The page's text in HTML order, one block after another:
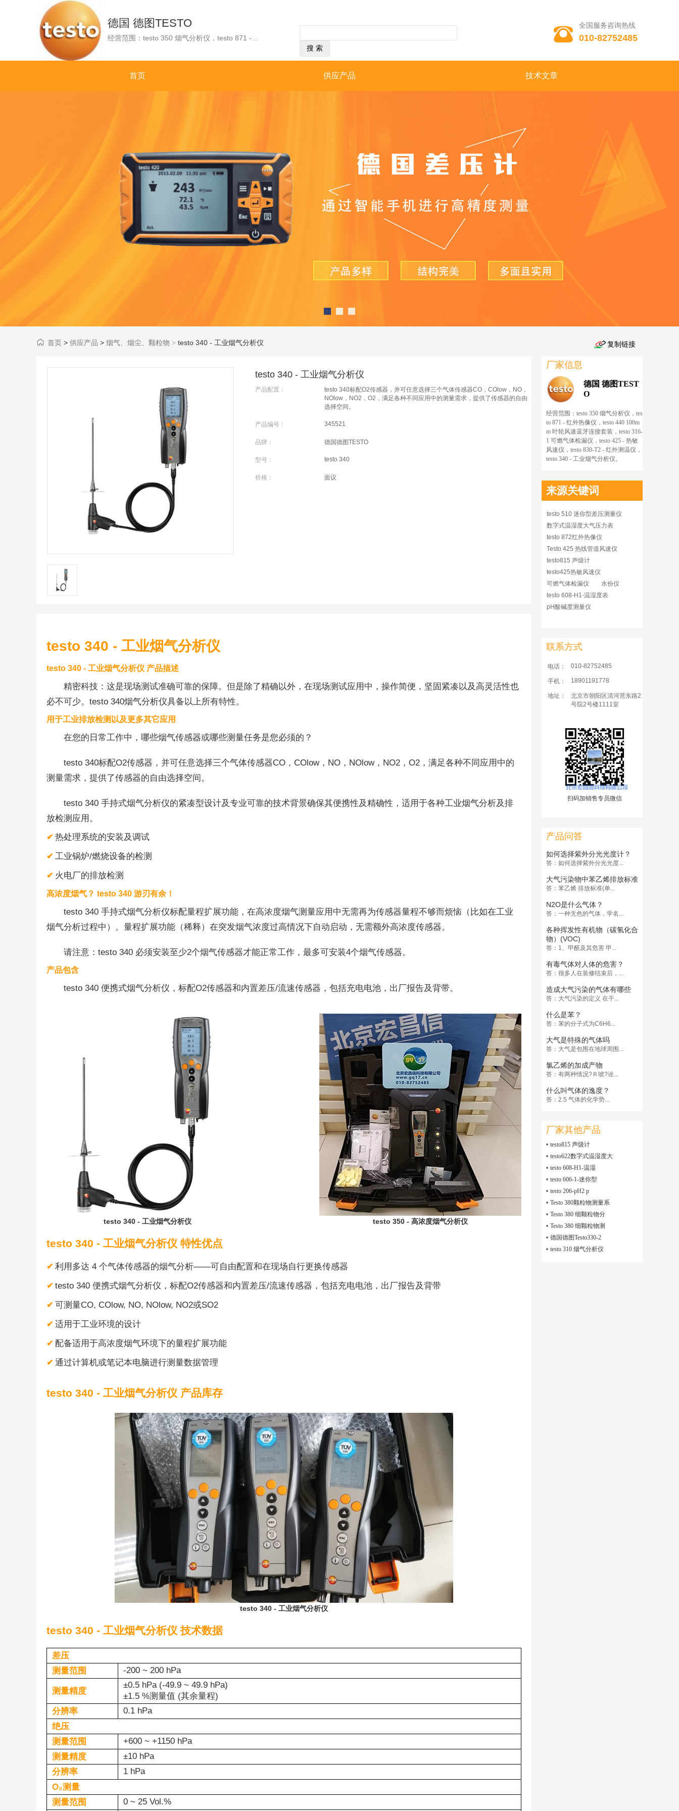
德国 德图TESTO
 全国服务咨询热线
010-82752485
首页 供应产品 技术文章
首页 > 供应产品 > 烟气、烟尘、颗粒物 > testo 340 - 工业烟气分析仪
testo 340 - 工业烟气分析仪
产品配置：
testo 340标配O2传感器，并可任意选择三个气体传感器CO，COlow，NO，
NOlow，NO2，O2，满足各种不同应用中的测量需求，提供了传感器的自由
选择空间。
产品编号： 345521
品牌： 德国德图TESTO
型号： testo 340
价格： 面议
testo 340 - 工业烟气分析仪
testo 340 - 工业烟气分析仪 产品描述
精密科技：这是现场测试准确可靠的保障。但是除了精确以外，在现场测试应用中，操作简便，坚固紧凑以及高灵活性也
必不可少。testo 340烟气分析仪具备以上所有特性。
用于工业排放检测以及更多其它应用
在您的日常工作中，哪些烟气传感器或哪些测量任务是您必须的？
testo 340标配O2传感器，并可任意选择三个气体传感器CO，COlow，NO，NOlow，NO2，O2，满足各种不同应用中的
测量需求，提供了传感器的自由选择空间。
testo 340 手持式烟气分析仪的紧凑型设计及专业可靠的技术背景确保其便携性及精确性，适用于各种工业烟气分析及排
放检测应用。
✔ 热处理系统的安装及调试
✔ 工业锅炉/燃烧设备的检测
✔ 火电厂的排放检测
高浓度烟气？ testo 340 游刃有余！
testo 340 手持式烟气分析仪标配量程扩展功能，在高浓度烟气测量应用中无需再为传感器量程不够而烦恼（比如在工业
烟气分析过程中）。量程扩展功能（稀释）在突发烟气浓度过高情况下自动启动，无需额外高浓度传感器。
请注意：testo 340 必须安装至少2个烟气传感器才能正常工作，最多可安装4个烟气传感器。
产品包含
testo 340 便携式烟气分析仪，标配O2传感器和内置差压/流速传感器，包括充电电池，出厂报告及背带。
testo 340 - 工业烟气分析仪 testo 350 - 高浓度烟气分析仪
testo 340 - 工业烟气分析仪 特性优点
✔ 利用多达 4 个气体传感器的烟气分析——可自由配置和在现场自行更换传感器
✔ testo 340 便携式烟气分析仪，标配O2传感器和内置差压/流速传感器，包括充电电池，出厂报告及背带
✔ 可测量CO, COlow, NO, NOlow, NO2或SO2
✔ 适用于工业环境的设计
✔ 配备适用于高浓度烟气环境下的量程扩展功能
✔ 通过计算机或笔记本电脑进行测量数据管理
testo 340 - 工业烟气分析仪 产品库存
testo 340 - 工业烟气分析仪
testo 340 - 工业烟气分析仪 技术数据
差压
测量范围
-200 ~ 200 hPa
测量精度
±0.5 hPa (-49.9 ~ 49.9 hPa)
±1.5 %测量值 (其余量程)
分辨率
0.1 hPa
绝压
测量范围
+600 ~ +1150 hPa
测量精度
±10 hPa
分辨率
1 hPa
O₂测量
测量范围
0 ~ 25 Vol.%
厂家信息
德国 德图TEST
O
经营范围：testo 350 烟气分析仪，tes
to 871 - 红外热像仪，testo 440 100m
m 叶轮风速蓝牙连接套装，testo 316-
1 可燃气体检漏仪，testo 425 - 热敏
风速仪，testo 830-T2 - 红外测温仪，
testo 340 - 工业烟气分析仪。
来源关键词
testo 510 迷你型差压测量仪
数字式温湿度大气压力表
testo 872红外热像仪
Testo 425 热线管道风速仪
testo815 声级计
testo425热敏风速仪
可燃气体检漏仪
水份仪
testo 608-H1-温湿度表
pH酸碱度测量仪
联系方式
电话： 010-82752485
手机： 18901191778
地址：
北京市朝阳区清河营东路2
号院2号楼1111室
扫码加销售专员微信
产品问答
如何选择紫外分光光度计？
答：如何选择紫外分光光度...
大气污染物中苯乙烯排放标准
答：苯乙烯 排放标准(单...
N2O是什么气体？
答：一种无色的气体，学名...
各种挥发性有机物（碳氢化合
物）(VOC)
答：1、甲醛及其危害 甲...
有毒气体对人体的危害？
答：很多人在装修结束后，...
造成大气污染的气体有哪些
答：大气污染的定义 在干...
什么是苯？
答：苯的分子式为C6H6...
大气是特殊的气体吗
答：大气是包围在地球周围...
氯乙烯的加成产物
答：有两种情况?Ｒ唬?诠...
什么叫气体的逸度？
答：2.5 气体的化学势...
厂家其他产品
testo815 声级计
testo622数字式温湿度大
testo 608-H1-温湿
testo 606-1-迷你型
testo 206-pH2 p
Testo 380颗粒物测量系
Testo 380 细颗粒物分
Testo 380 细颗粒物测
德国德图Testo330-2
testo 310 烟气分析仪